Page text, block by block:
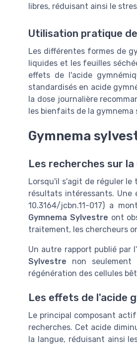
libres, réduisant ainsi le
Utilisation pratique
Les différentes formes de
liquides et les feuilles
effets de l'acide
standardisés en acide
la dose journalière
les bienfaits de la
Gymnema
Les recherches sur
Lorsqu'il s'agit de réguler
résultats intéressants. Une
10.3164/jcbn.11-017) a
Gymnema Sylvestre ont
traitement, les chercheurs
Un autre rapport publié par l'
Sylvestre non
régénération des cellules
Les effets de l'acide
Le principal composant
recherches. Cet acide
la langue, réduisant ainsi